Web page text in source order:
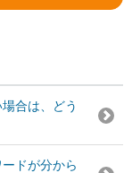
合は、どう
ドが分から